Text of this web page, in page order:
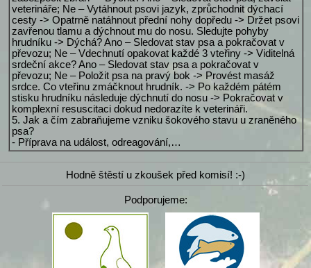
veterináře; Ne – Vytáhnout psovi jazyk, zprůchodnit dýchací
cesty -> Opatrně natáhnout přední nohy dopředu -> Držet psovi
zavřenou tlamu a dýchnout mu do nosu. Sledujte pohyby
hrudníku -> Dýchá? Ano – Sledovat stav psa a pokračovat v
převozu; Ne – Vdechnutí opakovat každé 3 vteřiny -> Viditelná
srdeční akce? Ano – Sledovat stav psa a pokračovat v
převozu; Ne – Položit psa na pravý bok -> Provést masáž
srdce. Co vteřinu zmáčknout hrudník. -> Po každém pátém
stisku hrudníku následuje dýchnutí do nosu -> Pokračovat v
komplexní resuscitaci dokud nedorazíte k veterináři.
5. Jak a čím zabraňujeme vzniku šokového stavu u zraněného
psa?
- Příprava na událost, odreagování,…
Hodně štěstí u zkoušek před komisí! :-)
Podporujeme: